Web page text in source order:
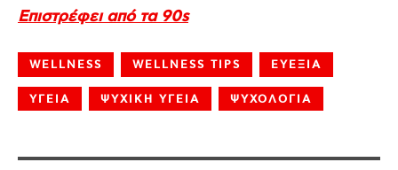
Επιστρέφει από τα 90s
WELLNESS WELLNESS TIPS ΕΥΕΞΙΑ
ΥΓΕΙΑ ΨΥΧΙΚΗ ΥΓΕΙΑ ΨΥΧΟΛΟΓΙΑ